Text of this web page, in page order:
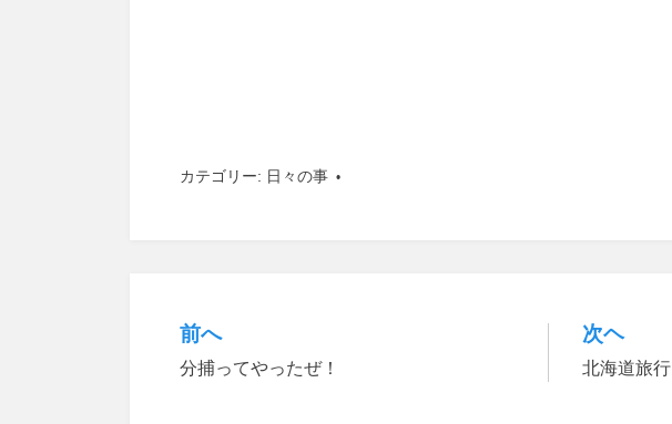
カテゴリー: 日々の事
投
稿
前へ
分捕ってやったぜ！
次ヘ
北海道旅行